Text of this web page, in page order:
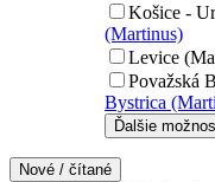
Košice -
(Martinus)
Levice
Považská
Bystrica
Ďalšie
Nové / čítané